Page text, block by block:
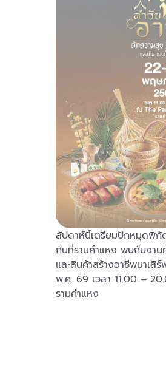
สัปดาห์นี้เตรียมปักหมุดพิกั
กันที่รามคำแหง พบกับงา
และสินค้าสร้างอาชีพมาเ
พ.ค. 69 เวลา 11.00 –
รามคำแหง